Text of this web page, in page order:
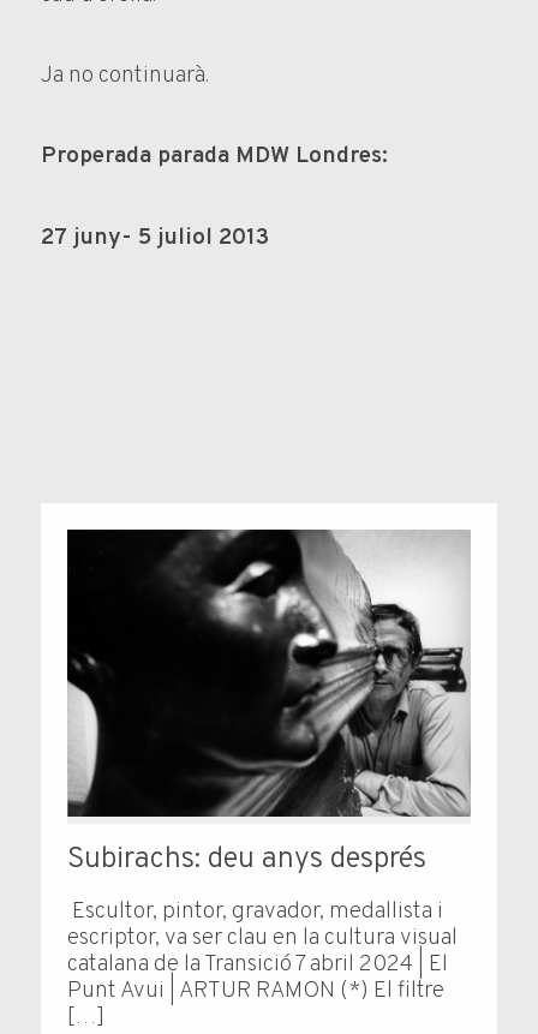
Ja no continuarà.
Properada parada MDW Londres:
27 juny- 5 juliol 2013
Subirachs: deu anys després
Escultor, pintor, gravador, medallista i
escriptor, va ser clau en la cultura visual
catalana de la Transició 7 abril 2024 | El
Punt Avui | ARTUR RAMON (*) El fil­tre
[…]